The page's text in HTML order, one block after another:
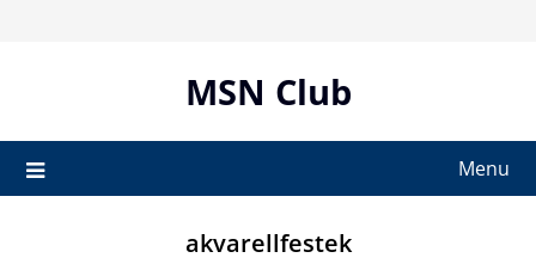
MSN Club
Menu
akvarellfestek